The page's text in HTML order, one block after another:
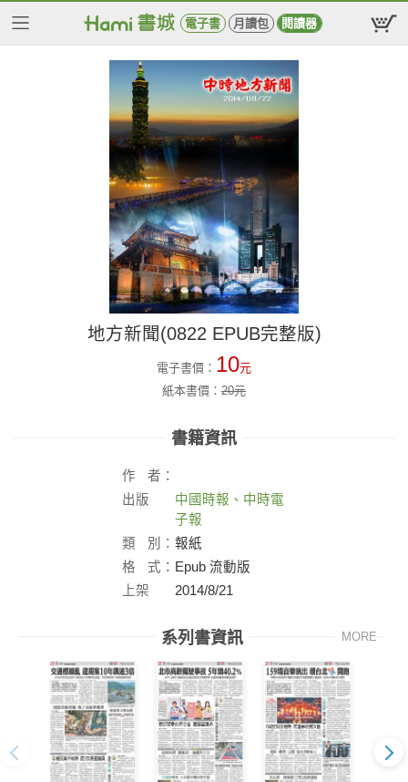
電子書 月讀包 閱讀器
地方新聞(0822 EPUB完整版)
電子書價： 10元
紙本書價： 20元
書籍資訊
作
者：
出版
中國時報、中時電
子報
類
別： 報紙
格
式： Epub 流動版
上架
2014/8/21
系列書資訊 MORE